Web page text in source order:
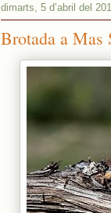
dimarts, 5 d’abril del
Brotada a Mas